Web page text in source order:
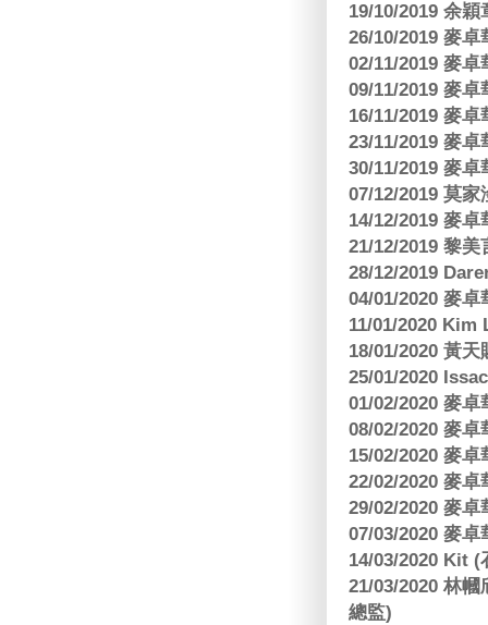
19/10/2019 余
26/10/2019 麥
02/11/2019 麥
09/11/2019 麥
16/11/2019 麥
23/11/2019 麥
30/11/2019 麥
07/12/2019 莫
14/12/2019 麥
21/12/2019 黎
28/12/2019
04/01/2020 麥
11/01/2020
18/01/2020 黃
25/01/2020
01/02/2020 麥
08/02/2020 麥
15/02/2020 麥
22/02/2020 麥
29/02/2020 麥
07/03/2020 麥
14/03/2020 Kit
21/03/2020 林
總監)